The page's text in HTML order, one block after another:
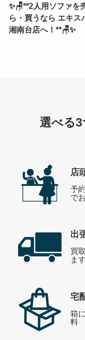
✨🪑**2人用ソファを
ら・買うなら エキス
湘南台店へ！**🪑✨
選べる
店
予
で
出
買
ま
宅
箱
料